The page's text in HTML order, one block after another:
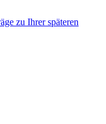
zu Ihrer späteren